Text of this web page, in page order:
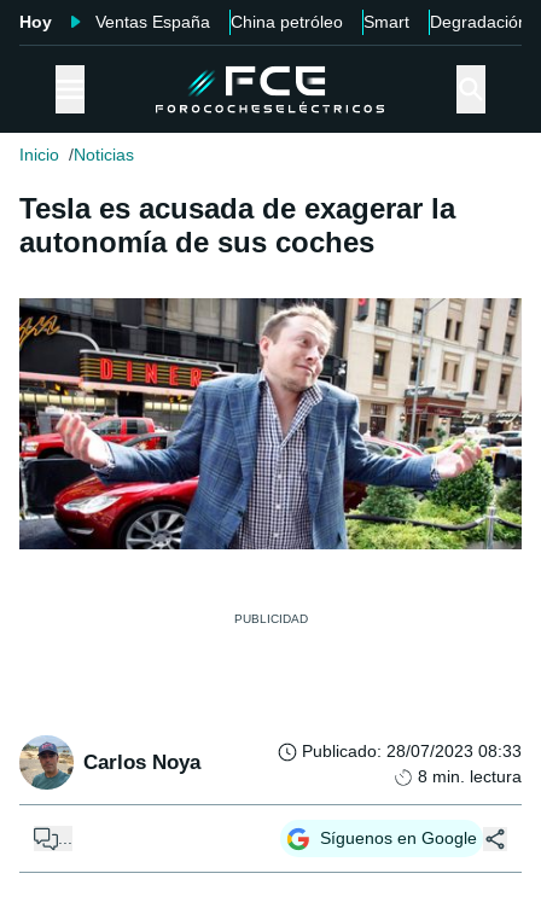
Hoy Ventas España China petróleo Smart Degradación
Inicio Noticias
Tesla es acusada de exagerar la
autonomía de sus coches
Carlos Noya Publicado: 28/07/2023 08:33
8 min. lectura
... Síguenos en Google